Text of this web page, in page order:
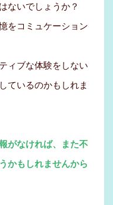
ないでしょうか？
をコミュケーション
ィブな体験をしない
ているのかもしれま
がなければ、また不
かもしれませんから